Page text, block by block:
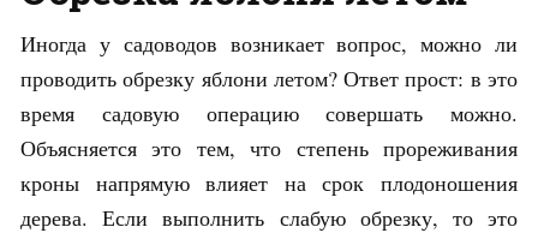
Иногда у садоводов возникает вопрос, можно ли
проводить обрезку яблони летом? Ответ прост: в это
время садовую операцию совершать можно.
Объясняется это тем, что степень прореживания
кроны напрямую влияет на срок плодоношения
дерева. Если выполнить слабую обрезку, то это